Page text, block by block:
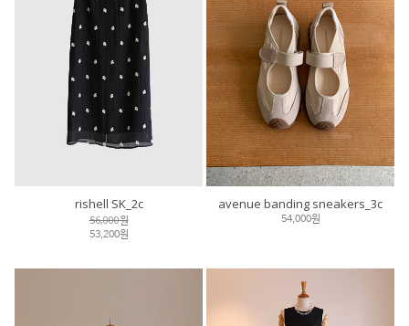
rishell SK_2c
56,000원
53,200원
avenue banding sneakers_3c
54,000원